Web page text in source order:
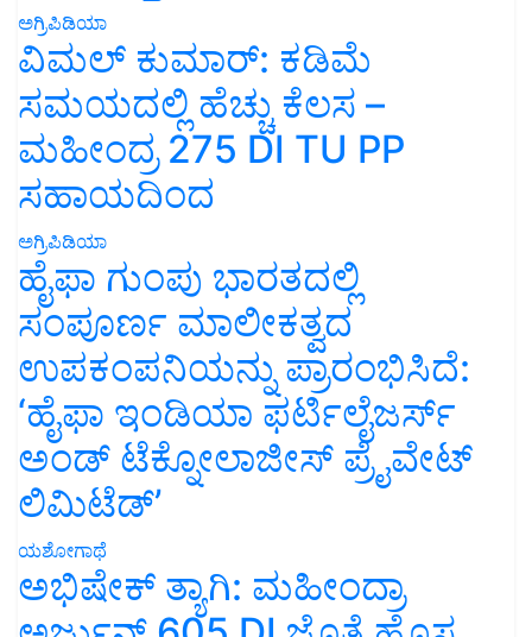
ಅಗ್ರಿಪಿಡಿಯಾ
ವಿಮಲ್ ಕುಮಾರ್: ಕಡಿಮೆ
ಸಮಯದಲ್ಲಿ ಹೆಚ್ಚು ಕೆಲಸ –
ಮಹೀಂದ್ರ 275 DI TU PP
ಸಹಾಯದಿಂದ
ಅಗ್ರಿಪಿಡಿಯಾ
ಹೈಫಾ ಗುಂಪು ಭಾರತದಲ್ಲಿ
ಸಂಪೂರ್ಣ ಮಾಲೀಕತ್ವದ
ಉಪಕಂಪನಿಯನ್ನು ಪ್ರಾರಂಭಿಸಿದೆ:
‘ಹೈಫಾ ಇಂಡಿಯಾ ಫರ್ಟಿಲೈಜರ್ಸ್
ಅಂಡ್ ಟೆಕ್ನೋಲಾಜೀಸ್ ಪ್ರೈವೇಟ್
ಲಿಮಿಟೆಡ್’
ಯಶೋಗಾಥೆ
ಅಭಿಷೇಕ್ ತ್ಯಾಗಿ: ಮಹೀಂದ್ರಾ